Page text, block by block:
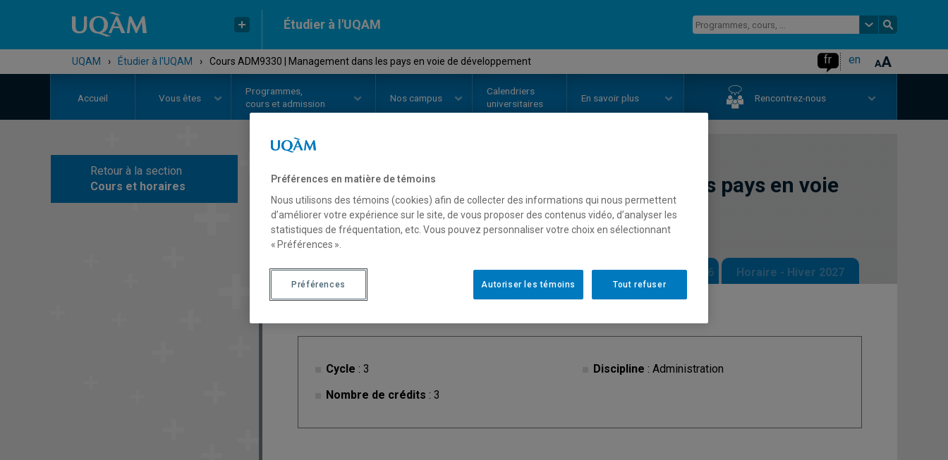
Étudier à l'UQAM
UQAM › Étudier à l'UQAM › Cours ADM9330 | Management dans les pays en voie de développement fr en
Accueil Vous êtes
Programmes,
cours et admission
Nos campus
Calendriers
universitaires
En savoir plus Rencontrez-nous
Retour à la section
Cours et horaires
COURS// ADM9330
Management dans les pays en voie
de développement
Description Horaire - Été 2026 Horaire - Automne 2026 Horaire - Hiver 2027
Cycle : 3
Nombre de crédits : 3
Discipline : Administration
Préférences en matière de témoins
Nous utilisons des témoins (cookies) afin de collecter des informations qui nous permettent
d’améliorer votre expérience sur le site, de vous proposer des contenus vidéo, d’analyser les
statistiques de fréquentation, etc. Vous pouvez personnaliser votre choix en sélectionnant
« Préférences ».
Tout refuser
Autoriser les témoins
Préférences